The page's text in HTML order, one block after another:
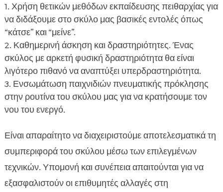
Χρήση θετικών μεθόδων εκπαίδευσης πειθαρχίας για
να διδάξουμε στο σκύλο μας βασικές εντολές όπως
“κάτσε” και “μείνε”.
Καθημερινή άσκηση και δραστηριότητες. Ένας
σκύλος με αρκετή φυσική δραστηριότητα θα είναι
λιγότερο πιθανό να αναπτύξει υπερδραστηριότητα.
Ενσωμάτωση παιχνιδιών πνευματικής πρόκλησης
στην ρουτίνα του σκύλου μας για να κρατήσουμε τον
νου του ενεργό.
Είναι απαραίτητο να διαχειριστούμε αποτελεσματικά τη
συμπεριφορά του σκύλου μέσω των επιλεγμένων
τεχνικών. Υπομονή και συνέπεια απαιτούνται για να
εξασφαλιστούν οι επιθυμητές αλλαγές στη